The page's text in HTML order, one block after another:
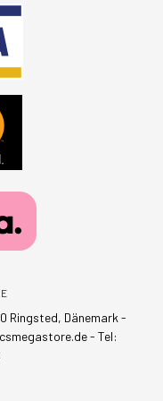
Ringsted, Dänemark -
- Tel: